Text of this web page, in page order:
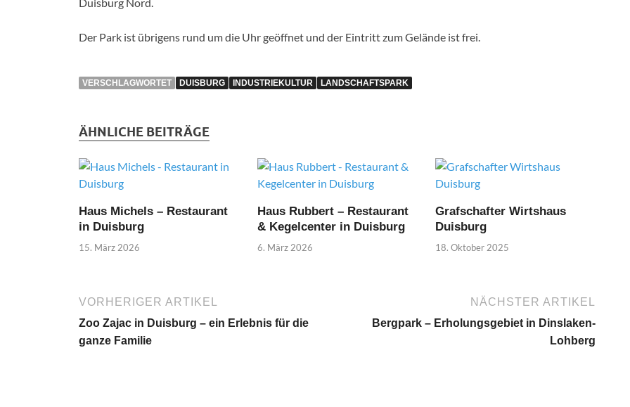
Der Park ist übrigens rund um die Uhr geöffnet und der Eintritt zum Gelände ist frei.
VERSCHLAGWORTET DUISBURG INDUSTRIEKULTUR LANDSCHAFTSPARK
ÄHNLICHE BEITRÄGE
Haus Michels – Restaurant
in Duisburg
15. März 2026
Haus Rubbert – Restaurant
& Kegelcenter in Duisburg
6. März 2026
Grafschafter Wirtshaus
Duisburg
18. Oktober 2025
VORHERIGER ARTIKEL
Zoo Zajac in Duisburg – ein Erlebnis für die
ganze Familie
NÄCHSTER ARTIKEL
Bergpark – Erholungsgebiet in Dinslaken-
Lohberg